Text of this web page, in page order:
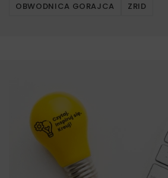
OBWODNICA GORAJCA
ZRID